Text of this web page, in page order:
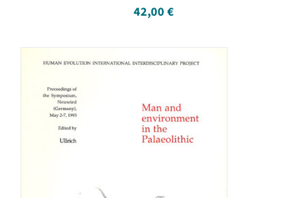
42,00 €